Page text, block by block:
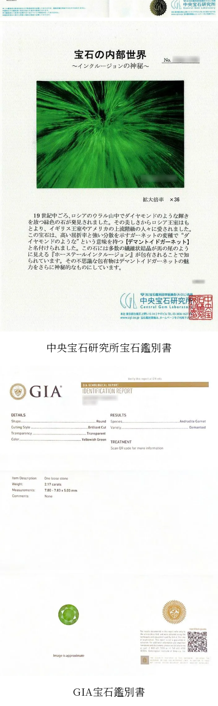
中央宝石研究所宝石鑑別書
GIA宝石鑑別書